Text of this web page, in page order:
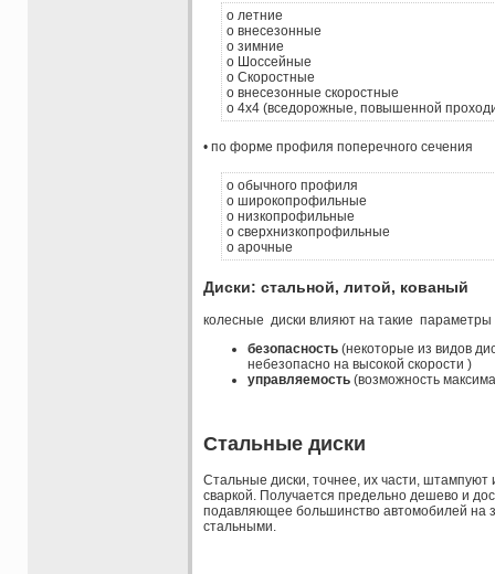
o летние
o внесезонные
o зимние
o Шоссейные
o Скоростные
o внесезонные скоростные
o 4х4 (вседорожные, повышенной
• по форме профиля поперечного сечения
o обычного профиля
o широкопрофильные
o низкопрофильные
o сверхнизкопрофильные
o арочные
Диски: стальной, литой, кованый
колесные диски влияют на такие параметры
безопасность(некоторые из видов
небезопасно на высокой скорости )
управляемость (возможность
Стальные диски
Стальные диски, точнее, их части, штампуют
сваркой. Получается предельно дешево и
подавляющее большинство автомобилей на
стальными.